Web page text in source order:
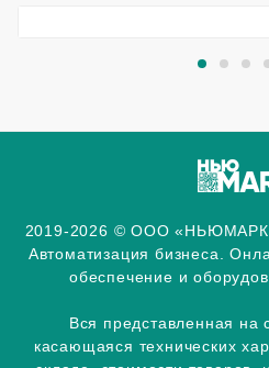
2019-2026 © ООО
Автоматизация бизнеса.
обеспечение и
Вся представленная на
касающаяся технических